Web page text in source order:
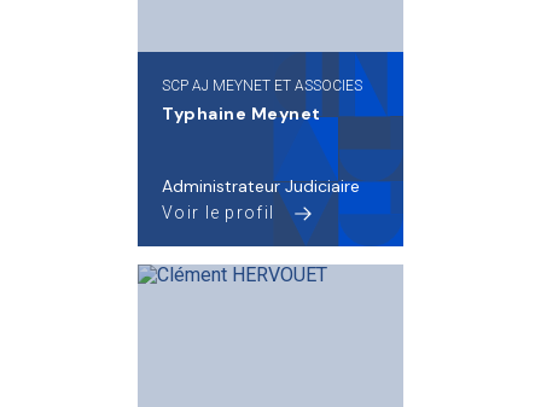
SCP AJ MEYNET ET ASSOCIES
Typhaine Meynet
Administrateur Judiciaire
Voir le profil